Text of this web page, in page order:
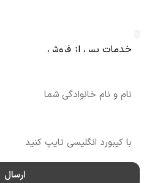
ارسال